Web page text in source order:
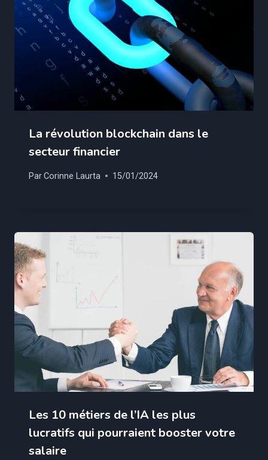
La révolution blockchain dans le
secteur financier
ParCorinne Laurta 15/01/2024
Les 10 métiers de l’IA les plus
lucratifs qui pourraient booster votre
salaire